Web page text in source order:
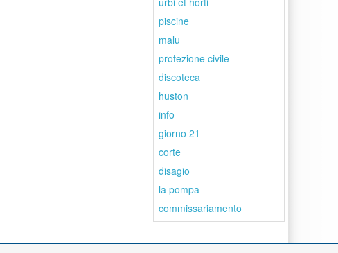
piscine
malu
protezione civile
discoteca
huston
info
giorno 21
corte
disagio
la pompa
commissariamento